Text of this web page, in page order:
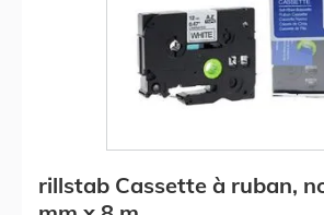
rillstab Cassette à ruban,